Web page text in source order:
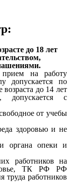
до 18 лет
на работу
допускается по
до 14 лет
допускается с
от учебы
здоровью и не
органа опеки и
работников на
ТК РФ РФ
труда работников